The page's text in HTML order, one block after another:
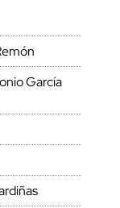
García